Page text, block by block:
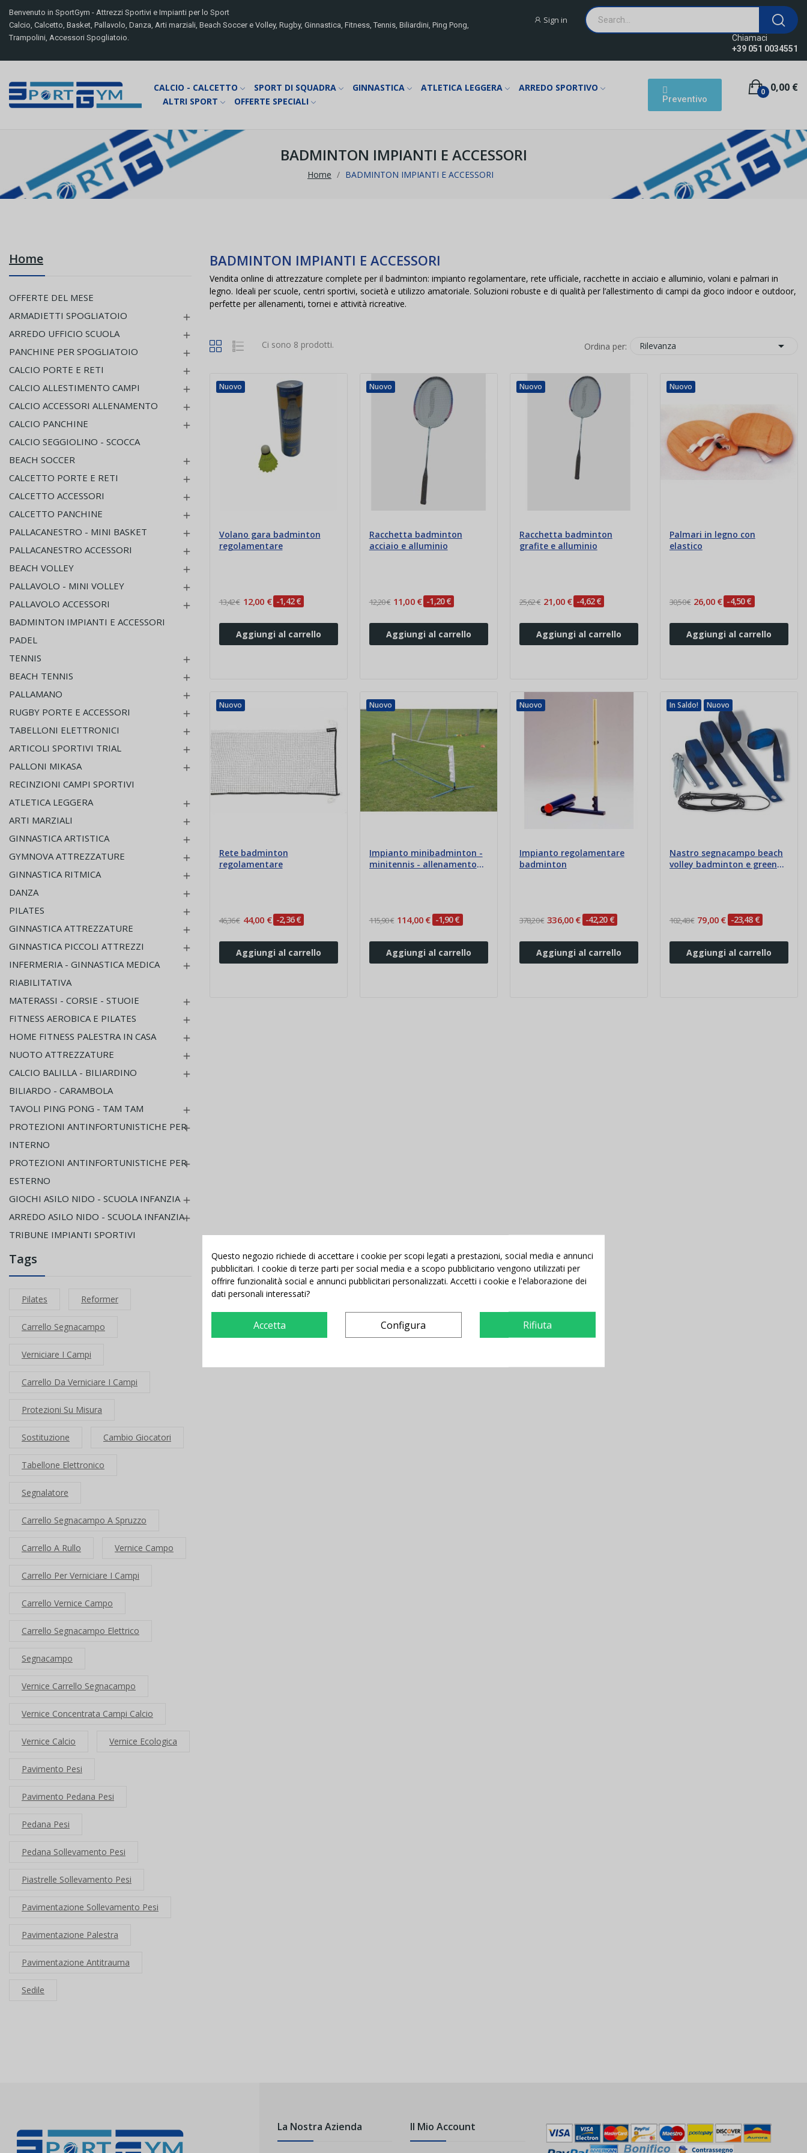
Benvenuto in SportGym - Attrezzi Sportivi e Impianti per lo Sport
Calcio, Calcetto, Basket, Pallavolo, Danza, Arti marziali, Beach Soccer e Volley, Rugby, Ginnastica, Fitness, Tennis, Biliardini, Ping Pong,
Trampolini, Accessori Spogliatoio.
Sign in
Chiamaci
+39 051 0034551
CALCIO - CALCETTO SPORT DI SQUADRA GINNASTICA ATLETICA LEGGERA
ARREDO SPORTIVO
ALTRI SPORT
OFFERTE SPECIALI Preventivo
0,00 €
0
BADMINTON IMPIANTI E ACCESSORI
Home BADMINTON IMPIANTI E ACCESSORI
Home
OFFERTE DEL MESE
ARMADIETTI SPOGLIATOIO

ARREDO UFFICIO SCUOLA 
PANCHINE PER SPOGLIATOIO 
CALCIO PORTE E RETI 
CALCIO ALLESTIMENTO CAMPI 
CALCIO ACCESSORI ALLENAMENTO 
CALCIO PANCHINE 
CALCIO SEGGIOLINO - SCOCCA
BEACH SOCCER

CALCETTO PORTE E RETI 
CALCETTO ACCESSORI 
CALCETTO PANCHINE 
PALLACANESTRO - MINI BASKET 
PALLACANESTRO ACCESSORI 
BEACH VOLLEY 
PALLAVOLO - MINI VOLLEY 
PALLAVOLO ACCESSORI 
BADMINTON IMPIANTI E ACCESSORI
PADEL
TENNIS

BEACH TENNIS 
PALLAMANO 
RUGBY PORTE E ACCESSORI 
TABELLONI ELETTRONICI 
ARTICOLI SPORTIVI TRIAL 
PALLONI MIKASA 
RECINZIONI CAMPI SPORTIVI
ATLETICA LEGGERA

ARTI MARZIALI 
GINNASTICA ARTISTICA 
GYMNOVA ATTREZZATURE 
GINNASTICA RITMICA 
DANZA 
PILATES 
GINNASTICA ATTREZZATURE 
GINNASTICA PICCOLI ATTREZZI 
INFERMERIA - GINNASTICA MEDICA
RIABILITATIVA

MATERASSI - CORSIE - STUOIE 
FITNESS AEROBICA E PILATES 
HOME FITNESS PALESTRA IN CASA 
NUOTO ATTREZZATURE 
CALCIO BALILLA - BILIARDINO 
BILIARDO - CARAMBOLA
TAVOLI PING PONG - TAM TAM

PROTEZIONI ANTINFORTUNISTICHE PER
INTERNO

PROTEZIONI ANTINFORTUNISTICHE PER
ESTERNO

GIOCHI ASILO NIDO - SCUOLA INFANZIA 
ARREDO ASILO NIDO - SCUOLA INFANZIA
TRIBUNE IMPIANTI SPORTIVI
Tags
Pilates Reformer
Carrello Segnacampo
Verniciare I Campi
Carrello Da Verniciare I Campi
Protezioni Su Misura
Sostituzione Cambio Giocatori
Tabellone Elettronico
Segnalatore
Carrello Segnacampo A Spruzzo
Carrello A Rullo Vernice Campo
Carrello Per Verniciare I Campi
Carrello Vernice Campo
Carrello Segnacampo Elettrico
Segnacampo
Vernice Carrello Segnacampo
Vernice Concentrata Campi Calcio
Vernice Calcio Vernice Ecologica
Pavimento Pesi
Pavimento Pedana Pesi
Pedana Pesi
Pedana Sollevamento Pesi
Piastrelle Sollevamento Pesi
Pavimentazione Sollevamento Pesi
Pavimentazione Palestra
Pavimentazione Antitrauma
Sedile
BADMINTON IMPIANTI E ACCESSORI
Vendita online di attrezzature complete per il badminton: impianto regolamentare, rete ufficiale, racchette in acciaio e alluminio, volani e palmari in
legno. Ideali per scuole, centri sportivi, società e utilizzo amatoriale. Soluzioni robuste e di qualità per l’allestimento di campi da gioco indoor e outdoor,
perfette per allenamenti, tornei e attività ricreative.
Ci sono 8 prodotti. Ordina per: Rilevanza 
Nuovo
Volano gara badminton
regolamentare
13,42 € 12,00 € -1,42 €
Aggiungi al carrello
Nuovo
Racchetta badminton
acciaio e alluminio
12,20 € 11,00 € -1,20 €
Aggiungi al carrello
Nuovo
Racchetta badminton
grafite e alluminio
25,62 € 21,00 € -4,62 €
Aggiungi al carrello
Nuovo
Palmari in legno con
elastico
30,50 € 26,00 € -4,50 €
Aggiungi al carrello
Nuovo
Rete badminton
regolamentare
46,36 € 44,00 € -2,36 €
Aggiungi al carrello
Nuovo
Impianto minibadminton -
minitennis - allenamento
115,90 € 114,00 € -1,90 €
Aggiungi al carrello
Nuovo
Impianto regolamentare
badminton
378,20 € 336,00 € -42,20 €
Aggiungi al carrello
In Saldo! Nuovo
Nastro segnacampo beach
volley badminton e green
102,48 € 79,00 € -23,48 €
Aggiungi al carrello
La Nostra Azienda Il Mio Account
Questo negozio richiede di accettare i cookie per scopi legati a prestazioni, social media e annunci
pubblicitari. I cookie di terze parti per social media e a scopo pubblicitario vengono utilizzati per
offrire funzionalità social e annunci pubblicitari personalizzati. Accetti i cookie e l'elaborazione dei
dati personali interessati?
Accetta Configura Rifiuta